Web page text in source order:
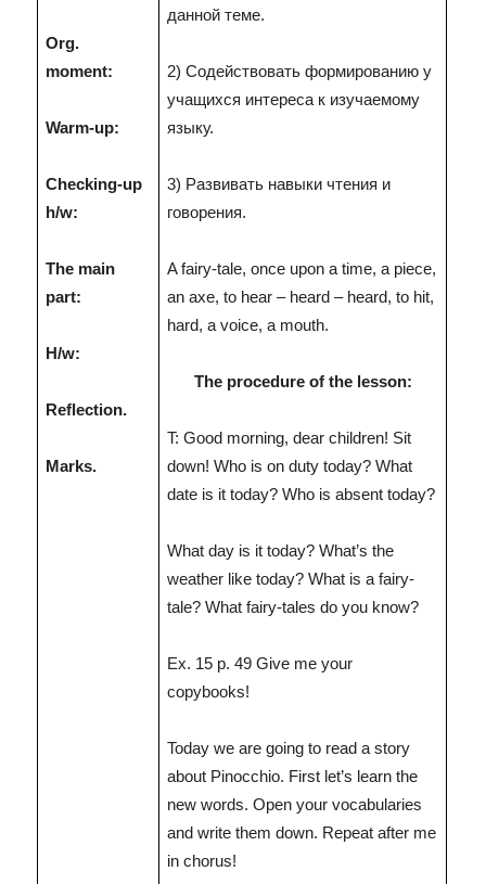
Org.
moment:
Warm-up:
Checking-up
h/w:
The main
part:
H/w:
Reflection.
Marks.
данной теме.
2) Содействовать формированию у
учащихся интереса к изучаемому
языку.
3) Развивать навыки чтения и
говорения.
A fairy-tale, once upon a time, a piece,
an axe, to hear – heard – heard, to hit,
hard, a voice, a mouth.
The procedure of the lesson:
T: Good morning, dear children! Sit
down! Who is on duty today? What
date is it today? Who is absent today?
What day is it today? What’s the
weather like today? What is a fairy-
tale? What fairy-tales do you know?
Ex. 15 p. 49 Give me your
copybooks!
Today we are going to read a story
about Pinocchio. First let’s learn the
new words. Open your vocabularies
and write them down. Repeat after me
in chorus!